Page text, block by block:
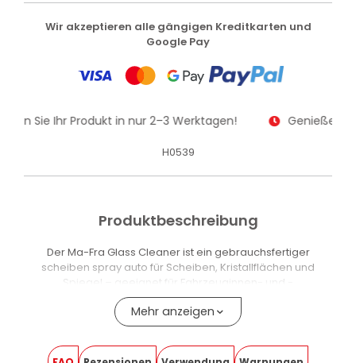
Wir akzeptieren alle gängigen Kreditkarten und
Google Pay
Sie Ihr Produkt in nur 2–3 Werktagen! Genießen
H0539
Produktbeschreibung
Der Ma-Fra Glass Cleaner ist ein gebrauchsfertiger
scheiben spray auto für Scheiben, Kristallflächen und
Spiegel – geeignet für Fahrzeuginnen- und -
aussenbereich. Der aktive Schaum dringt in hartnäckige
Verschmutzungen ein, löst Fett, Staub, Schmutz, Smog und
Rückstände und hinterlässt Oberflächen klar und
streifenfrei.
Mehr anzeigen